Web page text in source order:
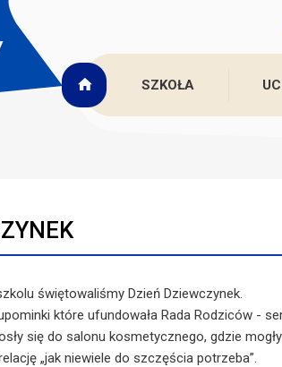
SZKOŁA
świętowaliśmy Dzień Dziewczynek.
które ufundowała Rada Rodziców -
się do salonu kosmetycznego, gdzie
„jak niewiele do szczęścia potrzeba”.